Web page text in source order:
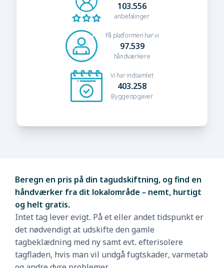
103.556
anbefalinger
På platformen har vi
97.539
håndværkere
Vi har indsamlet
403.258
Byggeopgaver
Beregn en pris på din tagudskiftning, og find en
håndværker fra dit lokalområde – nemt, hurtigt
og helt gratis.
Intet tag lever evigt. På et eller andet tidspunkt er
det nødvendigt at udskifte den gamle
tagbeklædning med ny samt evt. efterisolere
tagfladen, hvis man vil undgå fugtskader, varmetab